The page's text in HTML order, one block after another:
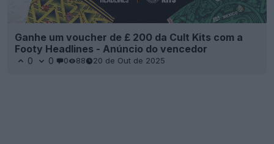
Ganhe um voucher de £ 200 da Cult Kits com a
Footy Headlines - Anúncio do vencedor
0 0 0 88 20 de Out de 2025